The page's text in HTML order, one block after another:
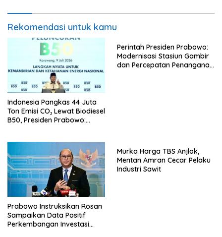
Rekomendasi untuk kamu
Indonesia Pangkas 44 Juta
Ton Emisi CO₂ Lewat Biodiesel
B50, Presiden Prabowo:
Perintah Presiden Prabowo:
Modernisasi Stasiun Gambir
dan Percepatan Penanganan
Prabowo Instruksikan Rosan
Sampaikan Data Positif
Perkembangan Investasi
Murka Harga TBS Anjlok,
Mentan Amran Cecar Pelaku
Industri Sawit